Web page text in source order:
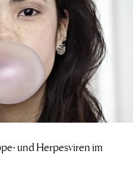
und Herpesviren im